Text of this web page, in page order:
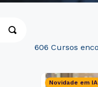
606
Novidade em IA